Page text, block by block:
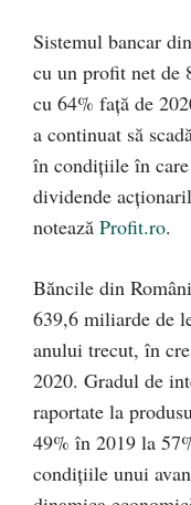
Sistemul bancar
cu un profit net de
cu 64% față de
a continuat să
în condițiile în care
dividende
notează Profit.ro.
Băncile din
639,6 miliarde de
anului trecut, în
2020. Gradul de
raportate la
49% în 2019 la
condițiile unui